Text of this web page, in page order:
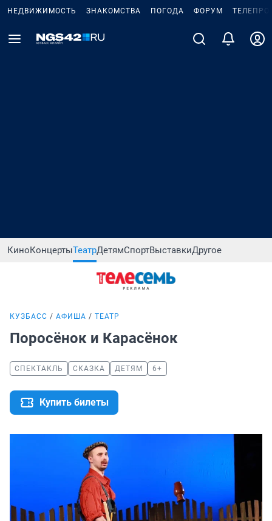
НЕДВИЖИМОСТЬ ЗНАКОМСТВА ПОГОДА ФОРУМ
КиноКонцертыТеатрДетямСпортВыставкиДругое
КУЗБАСС АФИША ТЕАТР
Поросёнок и Карасёнок
СПЕКТАКЛЬ СКАЗКА ДЕТЯМ 6+
Купить билеты